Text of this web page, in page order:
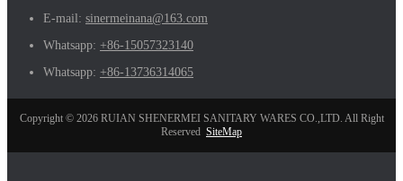
E-mail: sinermeinana@163.com
Whatsapp: +86-15057323140
Whatsapp: +86-13736314065
Copyright © 2026 RUIAN SHENERMEI SANITARY WARES CO.,LTD. All Right
Reserved SiteMap